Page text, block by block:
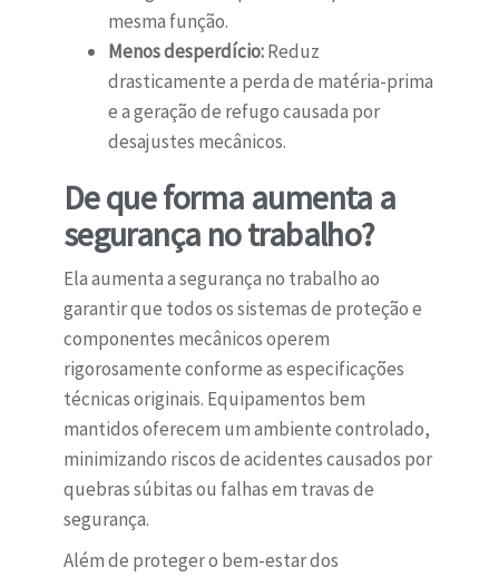
mesma função.
Menos desperdício:Reduz
drasticamente a perda de matéria-prima
e a geração de refugo causada por
desajustes mecânicos.
De que forma aumenta a
segurança no trabalho?
Ela aumenta a segurança no trabalho ao
garantir que todos os sistemas de proteção e
componentes mecânicos operem
rigorosamente conforme as especificações
técnicas originais. Equipamentos bem
mantidos oferecem um ambiente controlado,
minimizando riscos de acidentes causados por
quebras súbitas ou falhas em travas de
segurança.
Além de proteger o bem-estar dos